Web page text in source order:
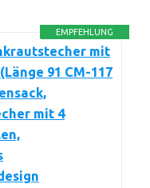
EMPFEHLUNG
mit
91 CM-117
mit 4